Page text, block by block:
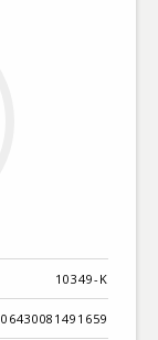
10349-K
06430081491659